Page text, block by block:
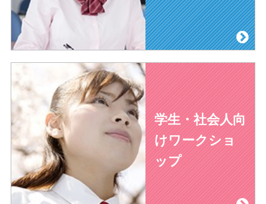
学生・社会人向
けワークショ
ップ